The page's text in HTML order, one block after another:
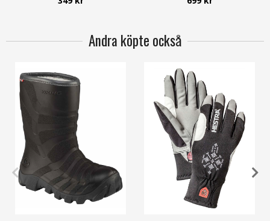
Andra köpte också
24 25 26 27 28 39 6